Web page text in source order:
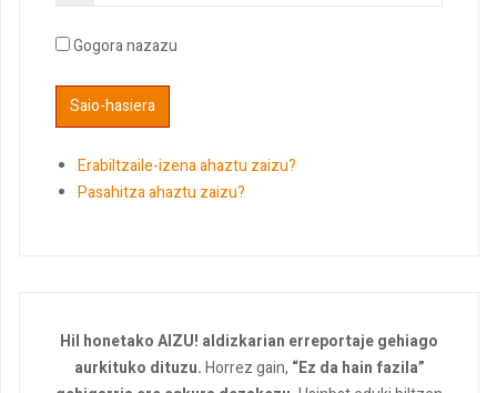
Gogora nazazu
Erabiltzaile-izena ahaztu zaizu?
Pasahitza ahaztu zaizu?
Hil honetako AIZU! aldizkarian erreportaje gehiago
aurkituko dituzu.Horrez gain, “Ez da hain fazila”